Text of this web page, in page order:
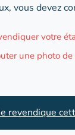
vous devez
votre
une photo de
revendique